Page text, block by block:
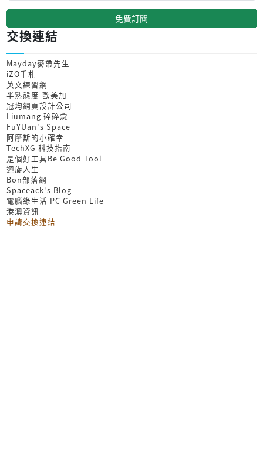
免費訂閱
交換連結
Mayday麥帶先生
iZO手札
英文練習網
半熟態度-歐美加
冠均網頁設計公司
Liumang 碎碎念
FuYUan's Space
阿摩斯的小確幸
TechXG 科技指南
是個好工具Be Good Tool
迴旋人生
Bon部落網
Spaceack's Blog
電腦綠生活 PC Green Life
港澳資訊
申請交換連結